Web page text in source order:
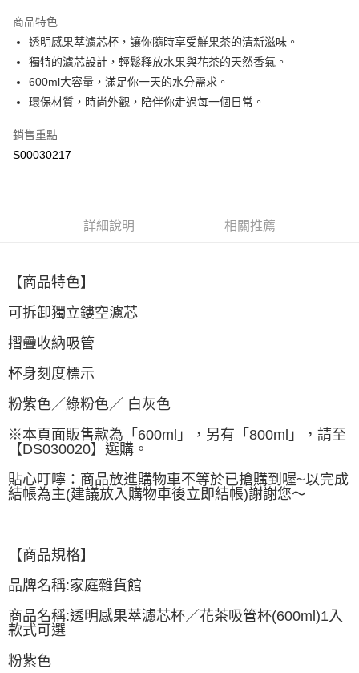
Apple Pay
街口支付
ATM付款
運送方式
全家取貨付款
每筆NT$60，滿NT$499(含以上)免運費
每筆NT$60，滿NT$499(含以上)免運費
付款後萊爾富取貨
每筆NT$60，滿NT$499(含以上)免運費
7-11取貨付款
每筆NT$60，滿NT$499(含以上)免運費
黑貓宅配
每筆NT$80，滿NT$799(含以上)免運費
商品特色
透明感果萃濾芯杯，讓你隨時享受鮮果茶的清新滋味。
獨特的濾芯設計，輕鬆釋放水果與花茶的天然香氣。
600ml大容量，滿足你一天的水分需求。
環保材質，時尚外觀，陪伴你走過每一個日常。
銷售重點
S00030217
詳細說明 相關推薦
【商品特色】
可拆卸獨立鏤空濾芯
摺疊收納吸管
杯身刻度標示
粉紫色／綠粉色／ 白灰色
※本頁面販售款為「600ml」，另有「800ml」，請至
【DS030020】選購。
貼心叮嚀：商品放進購物車不等於已搶購到喔~以完成
結帳為主(建議放入購物車後立即結帳)謝謝您～
【商品規格】
品牌名稱:家庭雜貨館
商品名稱:透明感果萃濾芯杯／花茶吸管杯(600ml)1入
款式可選
粉紫色